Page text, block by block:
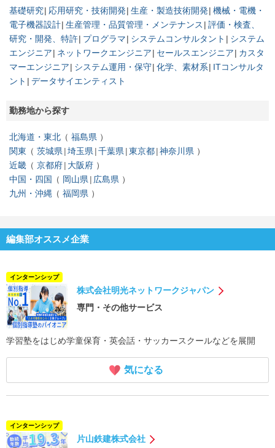
基礎研究 応用研究・技術開発 生産・製造技術開発 機械・電機・
電子機器設計 生産管理・品質管理・メンテナンス
評価・検査、
研究・開発、特許 プログラマ システムコンサルタント
システム
エンジニア
ネットワークエンジニア セールスエンジニア
カスタ
マーエンジニア
システム運用・保守 化学、素材系
ITコンサルタ
ント
データサイエンティスト
勤務地から探す
北海道・東北
福島県
関東
茨城県 埼玉県 千葉県 東京都 神奈川県
近畿
京都府 大阪府
中国・四国
岡山県
広島県
九州・沖縄
福岡県
編集部オススメ企業
インターンシップ
株式会社明光ネットワークジャパン
専門・その他サービス
学習塾をはじめ学童保育・英会話・サッカースクールなどを展開
気になる
インターンシップ
片山鉄建株式会社